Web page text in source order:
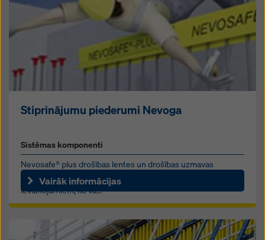
Stiprinājumu piederumi Nevoga
Sistēmas komponenti
Nevosafe® plus drošības lentes un drošības uzmavas
nodrošina pārbaudītu drošību un aizsardzību pret
ievainojumiem, ko va...
Vairāk informācijas